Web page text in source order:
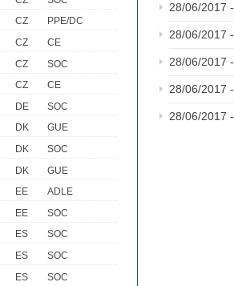
CZ
PPE/DC
CZ
CE
CZ
SOC
CZ
CE
DE
SOC
DK
GUE
DK
SOC
DK
GUE
EE
ADLE
EE
SOC
ES
SOC
ES
SOC
ES
SOC
28/06/2017 -
28/06/2017 -
28/06/2017 -
28/06/2017 -
28/06/2017 -